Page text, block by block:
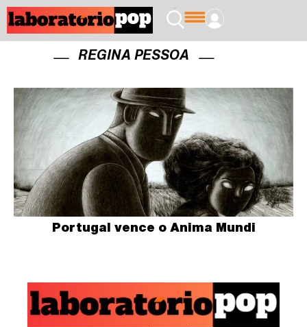
REGINA PESSOA
Portugal vence o Anima Mundi